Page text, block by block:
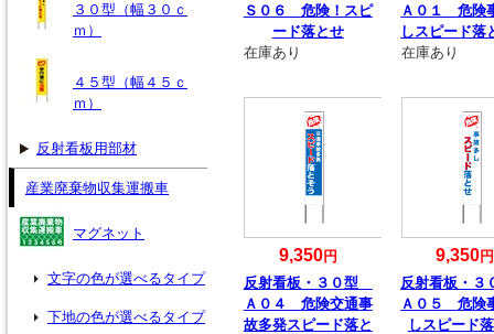
Ｓ０６ 危険！スピ
ード落とせ
在庫あり
Ａ０１ 危険
しスピード落
在庫あり
9,350円
反射看板・３０型
Ａ０４ 危険交通事
故多発スピード落と
9,350円
反射看板・
Ａ０５ 危険
しスピード
３０型（幅３０ｃ
ｍ）
４５型（幅４５ｃ
ｍ）
反射看板用部材
産業廃棄物収集運搬車
マグネット
文字の色が選べるタイプ
下地の色が選べるタイプ